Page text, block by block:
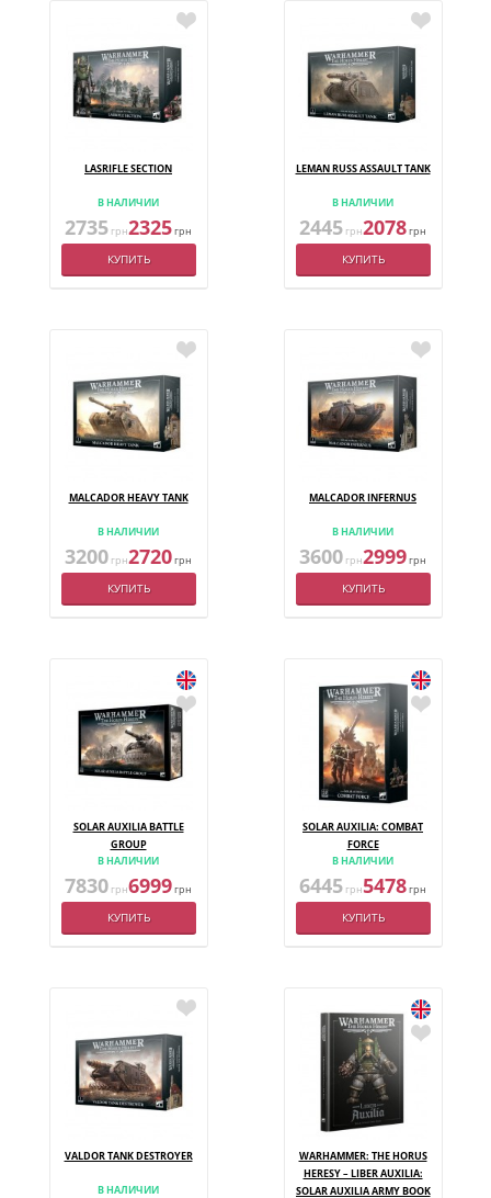
LASRIFLE SECTION
В НАЛИЧИИ
2735 грн2325грн
КУПИТЬ
LEMAN RUSS ASSAULT TANK
В НАЛИЧИИ
2445 грн2078грн
КУПИТЬ
MALCADOR HEAVY TANK
В НАЛИЧИИ
3200 грн2720грн
КУПИТЬ
MALCADOR INFERNUS
В НАЛИЧИИ
3600 грн2999грн
КУПИТЬ
SOLAR AUXILIA BATTLE
GROUP
В НАЛИЧИИ
7830 грн6999грн
КУПИТЬ
SOLAR AUXILIA: COMBAT
FORCE
В НАЛИЧИИ
6445 грн5478грн
КУПИТЬ
VALDOR TANK DESTROYER
В НАЛИЧИИ
WARHAMMER: THE HORUS
HERESY – LIBER AUXILIA:
SOLAR AUXILIA ARMY BOOK